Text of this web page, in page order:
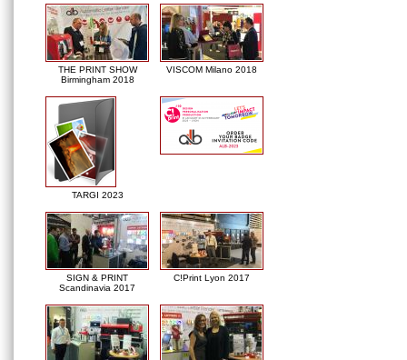
THE PRINT SHOW
Birmingham 2018
VISCOM Milano 2018
TARGI 2023
SIGN & PRINT
Scandinavia 2017
C!Print Lyon 2017